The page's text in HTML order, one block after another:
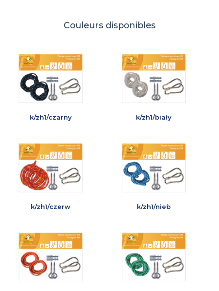
Couleurs disponibles
k/zh1/czarny k/zh1/biały
k/zh1/czerw k/zh1/nieb